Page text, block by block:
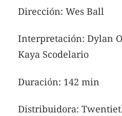
Dirección: Wes Ball
Interpretación: Dylan
Kaya Scodelario
Duración: 142 min
Distribuidora: